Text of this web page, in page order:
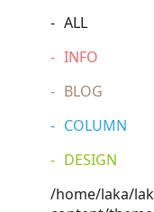
ALL
INFO
BLOG
COLUMN
DESIGN
/home/laka/